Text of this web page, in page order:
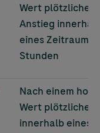
Wert plötzlicher
Anstieg
eines Zeitraums
Stunden
Nach einem
Wert plötzlicher
innerhalb eines